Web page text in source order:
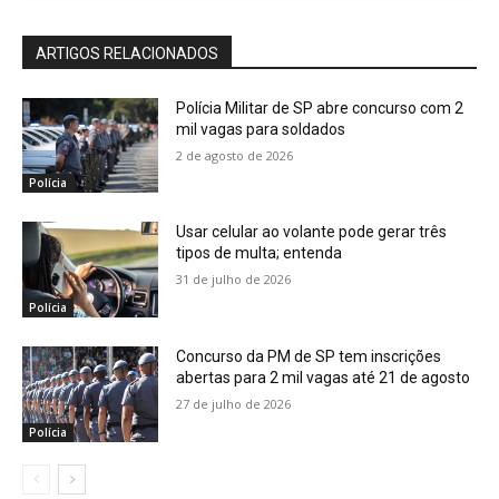
ARTIGOS RELACIONADOS
Polícia
Polícia Militar de SP abre concurso com 2
mil vagas para soldados
2 de agosto de 2026
Polícia
Usar celular ao volante pode gerar três
tipos de multa; entenda
31 de julho de 2026
Polícia
Concurso da PM de SP tem inscrições
abertas para 2 mil vagas até 21 de agosto
27 de julho de 2026